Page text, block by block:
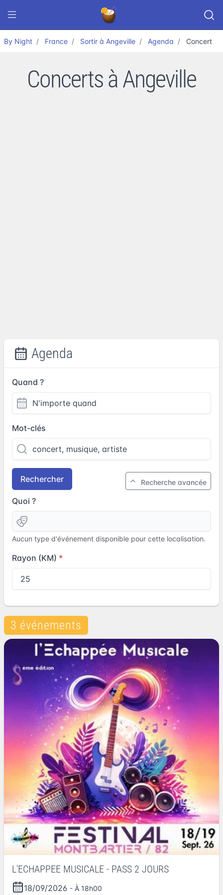
By Night France Sortir à Angeville Agenda Concert
Concerts à Angeville
Agenda
Quand ?
Mot-clés
Rechercher Recherche avancée
Quoi ?
Aucun type d'événement disponible pour cette localisation.
Rayon (KM)
3 événements
L'ECHAPPEE MUSICALE - PASS 2 JOURS
18/09/2026 - À 18h00